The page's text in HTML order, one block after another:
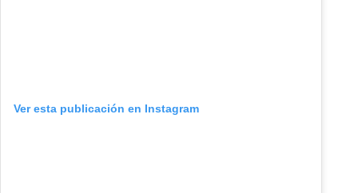
Ver esta publicación en Instagram